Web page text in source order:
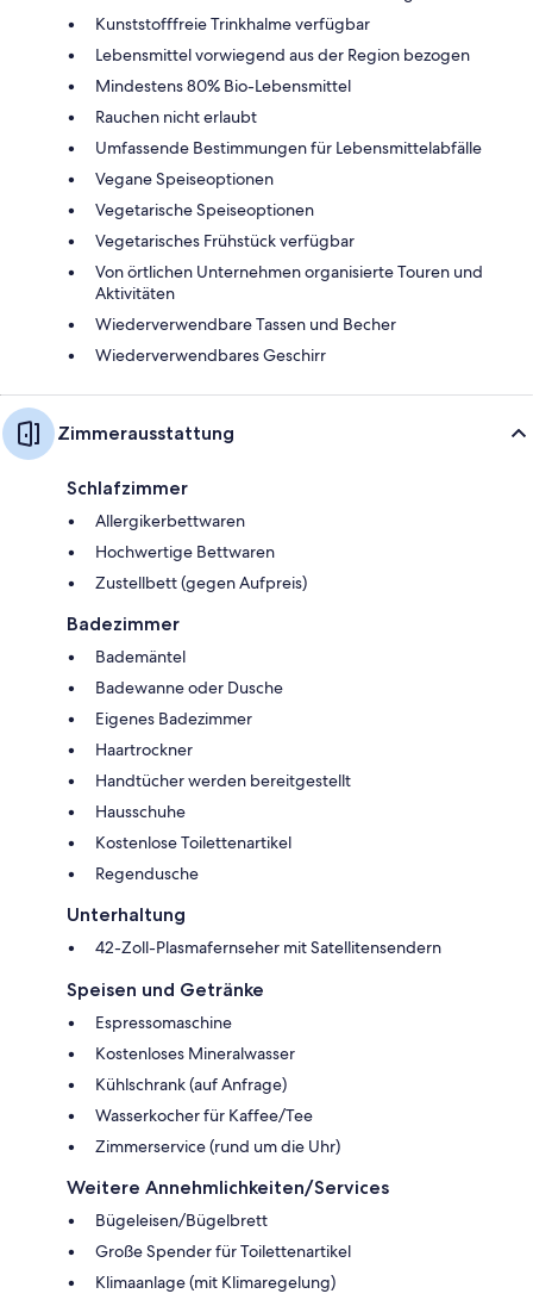
Kunststofffreie Trinkhalme verfügbar
Lebensmittel vorwiegend aus der Region bezogen
Mindestens 80% Bio-Lebensmittel
Rauchen nicht erlaubt
Umfassende Bestimmungen für Lebensmittelabfälle
Vegane Speiseoptionen
Vegetarische Speiseoptionen
Vegetarisches Frühstück verfügbar
Von örtlichen Unternehmen organisierte Touren und
Aktivitäten
Wiederverwendbare Tassen und Becher
Wiederverwendbares Geschirr
Zimmerausstattung
Schlafzimmer
Allergikerbettwaren
Hochwertige Bettwaren
Zustellbett (gegen Aufpreis)
Badezimmer
Bademäntel
Badewanne oder Dusche
Eigenes Badezimmer
Haartrockner
Handtücher werden bereitgestellt
Hausschuhe
Kostenlose Toilettenartikel
Regendusche
Unterhaltung
42-Zoll-Plasmafernseher mit Satellitensendern
Speisen und Getränke
Espressomaschine
Kostenloses Mineralwasser
Kühlschrank (auf Anfrage)
Wasserkocher für Kaffee/Tee
Zimmerservice (rund um die Uhr)
Weitere Annehmlichkeiten/Services
Bügeleisen/Bügelbrett
Große Spender für Toilettenartikel
Klimaanlage (mit Klimaregelung)